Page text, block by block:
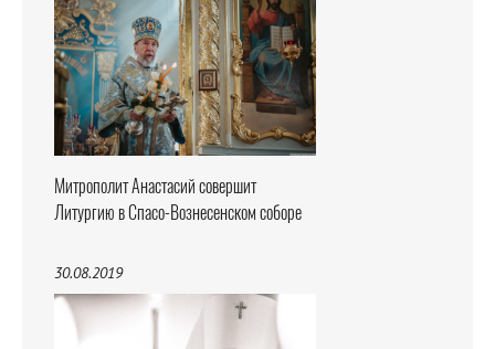
Митрополит Анастасий совершит
Литургию в Спасо-Вознесенском соборе
30.08.2019